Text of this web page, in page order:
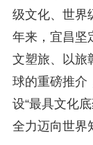
级文化、世界
年来，宜昌坚
文塑旅、以旅
球的重磅推介
设“最具文化
全力迈向世界